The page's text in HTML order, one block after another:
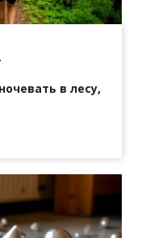
в лесу,